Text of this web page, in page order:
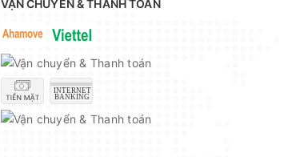
VẬN CHUYỂN & THANH TOÁN